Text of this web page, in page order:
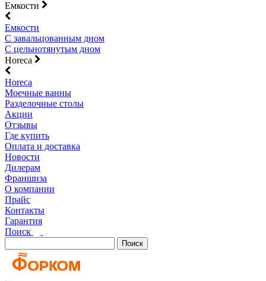
Емкости
Емкости
С завальцованным дном
С цельнотянутым дном
Horeca
Horeca
Моечные ванны
Разделочные столы
Акции
Отзывы
Где купить
Оплата и доставка
Новости
Дилерам
Франшиза
О компании
Прайс
Контакты
Гарантия
Поиск
Поиск